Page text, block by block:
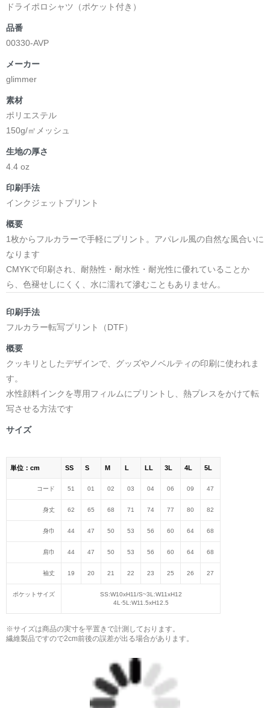
ドライポロシャツ（ポケット付き）
品番
00330-AVP
メーカー
glimmer
素材
ポリエステル
150g/㎡メッシュ
生地の厚さ
4.4 oz
印刷手法
インクジェットプリント
概要
1枚からフルカラーで手軽にプリント。アパレル風の自然な風合いに
なります
CMYKで印刷され、耐熱性・耐水性・耐光性に優れていることか
ら、色褪せしにくく、水に濡れて滲むこともありません。
印刷手法
フルカラー転写プリント（DTF）
概要
クッキリとしたデザインで、グッズやノベルティの印刷に使われま
す。
水性顔料インクを専用フィルムにプリントし、熱プレスをかけて転
写させる方法です
サイズ
単位：cm SS S M L LL 3L 4L 5L
コード 51 01 02 03 04 06 09 47
身丈 62 65 68 71 74 77 80 82
身巾 44 47 50 53 56 60 64 68
肩巾 44 47 50 53 56 60 64 68
袖丈 19 20 21 22 23 25 26 27
ポケットサイズ
SS:W10хH11/S~3L:W11хH12
4L·5L:W11.5хH12.5
※サイズは商品の実寸を平置きで計測しております。
繊維製品ですので2cm前後の誤差が出る場合があります。